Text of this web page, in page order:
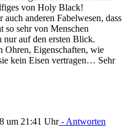
von Holy Black!
anderen Fabelwesen, dass
so sehr von Menschen
nur auf den ersten Blick.
Ohren, Eigenschaften, wie
kein Eisen vertragen… Sehr
um 21:41 Uhr- Antworten